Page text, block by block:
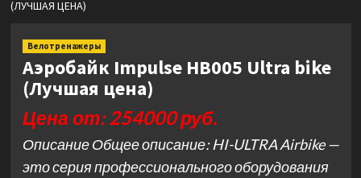
(ЛУЧШАЯ ЦЕНА)
Велотренажеры
Аэробайк Impulse HB005 Ultra bike
(Лучшая цена)
Цена от: 254000 руб.
Описание Общее описание: HI-ULTRA Airbike —
это серия профессионального оборудования